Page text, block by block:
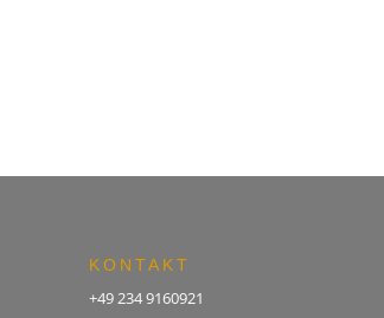
KONTAKT
+49 234 9160921